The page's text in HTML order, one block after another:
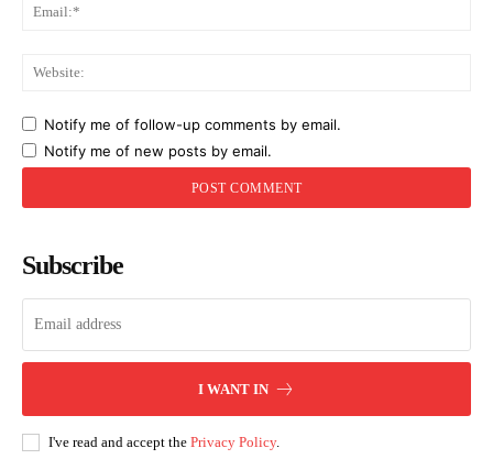
Notify me of follow-up comments by email.
Notify me of new posts by email.
Subscribe
I WANT IN
I've read and accept the Privacy Policy.